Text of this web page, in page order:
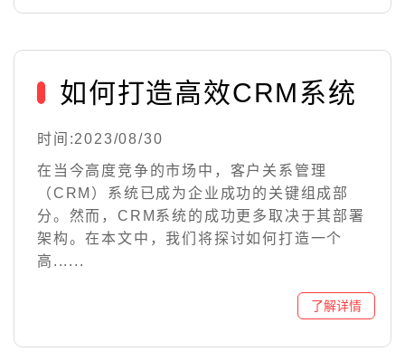
如何打造高效CRM系统
时间:2023/08/30
在当今高度竞争的市场中，客户关系管理
（CRM）系统已成为企业成功的关键组成部
分。然而，CRM系统的成功更多取决于其部署
架构。在本文中，我们将探讨如何打造一个
高......